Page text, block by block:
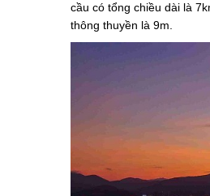
cầu có tổng chiều dài là
thông thuyền là 9m.